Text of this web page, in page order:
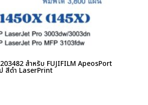
สำหรับ FUJIFILM ApeosPort
สีดำ LaserPrint